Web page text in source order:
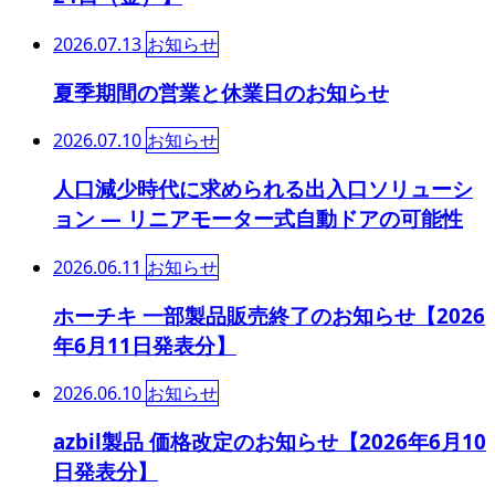
2026.07.13 お知らせ
夏季期間の営業と休業日のお知らせ
2026.07.10 お知らせ
人口減少時代に求められる出入口ソリューシ
ョン ― リニアモーター式自動ドアの可能性
2026.06.11 お知らせ
ホーチキ 一部製品販売終了のお知らせ【2026
年6月11日発表分】
2026.06.10 お知らせ
azbil製品 価格改定のお知らせ【2026年6月10
日発表分】